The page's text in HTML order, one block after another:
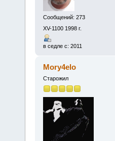
Сообщений: 273
XV-1100 1998 г.
в седле с: 2011
Mory4elo
Старожил